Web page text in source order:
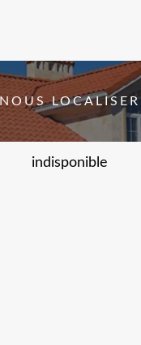
NOUS LOCALISER
indisponible